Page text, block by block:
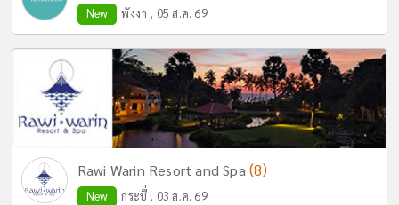
New พังงา , 05 ส.ค. 69
Rawi Warin Resort and Spa (8)
New กระบี่ , 03 ส.ค. 69